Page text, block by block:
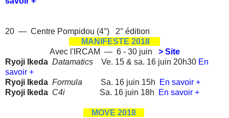
20 — Centre Pompidou (4°) 2° édition
MANIFESTE 2018
Avec l'IRCAM — 6 - 30 juin > Site
Ryoji Ikeda Datamatics Ve. 15 & sa. 16 juin 20h30 En
savoir +
Ryoji Ikeda Formula Sa. 16 juin 15h
En savoir +
Ryoji Ikeda C4i Sa. 16 juin 18h En savoir +
MOVE 2018